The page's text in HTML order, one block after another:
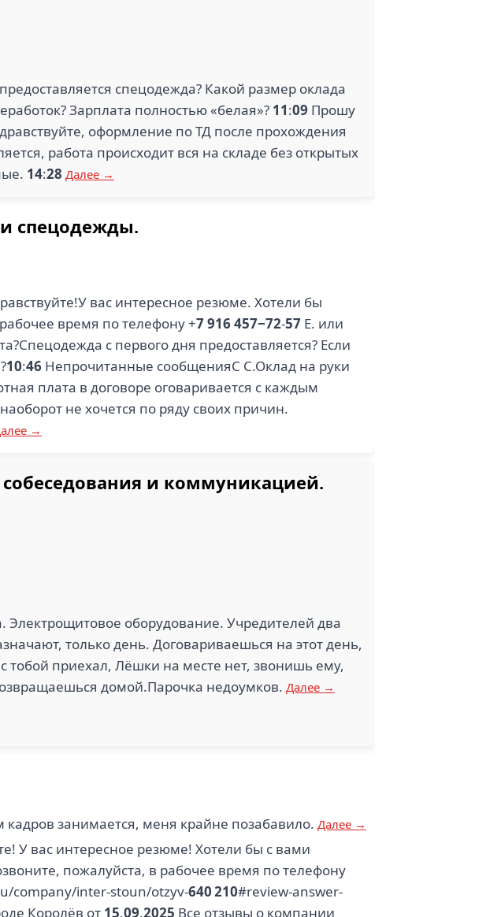
спецодежда? Какой размер оклада
Зарплата полностью «белая»? 11:09 Прошу
оформление по ТД после прохождения
работа происходит вся на складе без открытых
14:28 Далее →
спецодежды.
вас интересное резюме. Хотели бы
время по телефону +7 916 457−72-57 Е. или
с первого дня предоставляется? Если
10:46 Непрочитанные сообщенияС С.Оклад на руки
плата в договоре оговаривается с каждым
не хочется по ряду своих причин.
→
и коммуникацией.
Электрощитовое оборудование. Учредителей два
только день. Договариваешься на этот день,
тобой приехал, Лёшки на месте нет, звонишь ему,
домой.Парочка недоумков. Далее →
занимается, меня крайне позабавило. Далее →
У вас интересное резюме! Хотели бы с вами
пожалуйста, в рабочее время по телефону
company/inter-stoun/otzyv-640 210#review-answer-
Королёв от 15.09.2025 Все отзывы о компании